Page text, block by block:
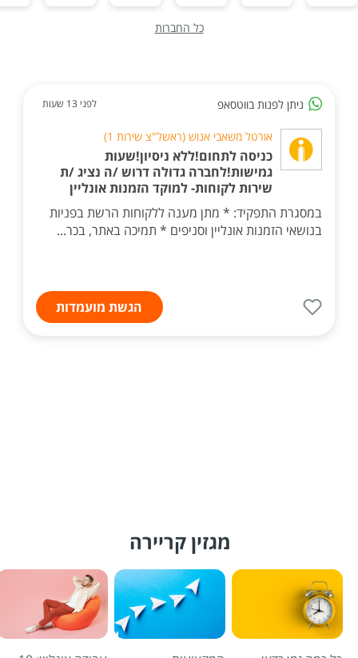
כל החברות
ניתן לפנות בווטסאפ לפני 13 שעות
אורטל משאבי אנוש (ראשל"צ שירות 1)
כניסה לתחום!ללא ניסיון!שעות
גמישות!לחברה גדולה דרוש /ה נציג /ת
שירות לקוחות- למוקד הזמנות אונליין
במסגרת התפקיד: * מתן מענה ללקוחות הרשת בפניות
בנושאי הזמנות אונליין וסניפים * תמיכה באתר, בכר...
הגשת מועמדות
מגזין קריירה